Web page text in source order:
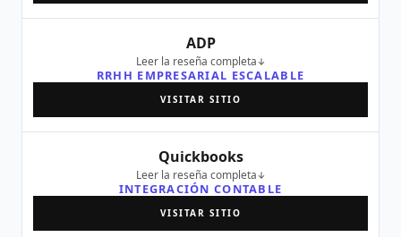
ADP
Leer la reseña completa
RRHH EMPRESARIAL ESCALABLE
VISITAR SITIO
Quickbooks
Leer la reseña completa
INTEGRACIÓN CONTABLE
VISITAR SITIO